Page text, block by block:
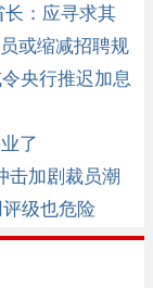
：应寻求其
或缩减招聘规
央行推迟加息
了
击加剧裁员潮
级也危险